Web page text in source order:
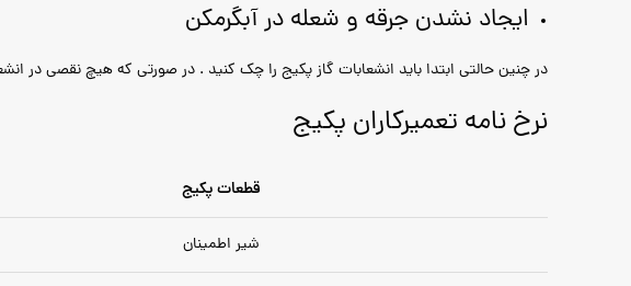
ایجاد نشدن جرقه و شعله در آبگرمکن
در چنین حالتی ابتدا باید انشعابات گاز پکیج را چک کنید . در صورتی که هیچ نقصی در
نرخ نامه تعمیرکاران پکیج
قطعات پکیج
شیر اطمینان